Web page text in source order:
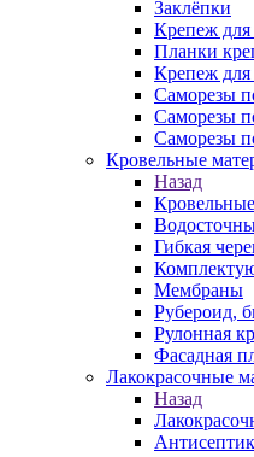
Заклёпки
Крепеж для
Планки
Крепеж для
Саморезы
Саморезы
Саморезы
Кровельные
Назад
Гибкая
Мембраны
Рубероид,
Рулонная
Фасадная
Лакокрасочные
Назад